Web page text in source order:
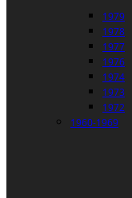
1979
1978
1977
1976
1974
1973
1972
1960-1969